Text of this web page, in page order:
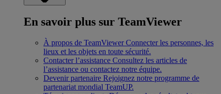
En savoir plus sur TeamViewer
À propos de TeamViewer Connecter les personnes, les
lieux et les objets en toute sécurité.
Contacter l’assistance Consultez les articles de
l’assistance ou contactez notre équipe.
Devenir partenaire Rejoignez notre programme de
partenariat mondial TeamUP.